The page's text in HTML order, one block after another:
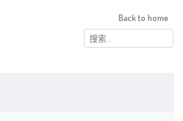
搜
索：
Back to home